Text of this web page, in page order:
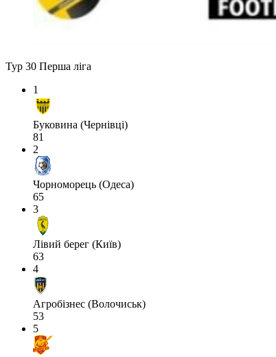
Тур 30 Перша ліга
1
Буковина (Чернівці)
81
2
Чорноморець (Одеса)
65
3
Лівий берег (Київ)
63
4
Агробізнес (Волочиськ)
53
5